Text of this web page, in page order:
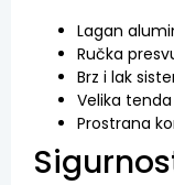
Lagan
Ručka
Brz i lak
Velika
Prostrana